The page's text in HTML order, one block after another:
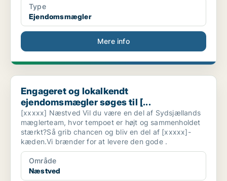
Type
Ejendomsmægler
Mere info
Engageret og lokalkendt ejendomsmægler søges til [...
Engageret og lokalkendt
ejendomsmægler søges til [...
[xxxxx] Næstved Vil du være en del af Sydsjællands
mæglerteam, hvor tempoet er højt og sammenholdet
stærkt?Så grib chancen og bliv en del af [xxxxx]-
kæden.Vi brænder for at levere den gode .
Område
Næstved